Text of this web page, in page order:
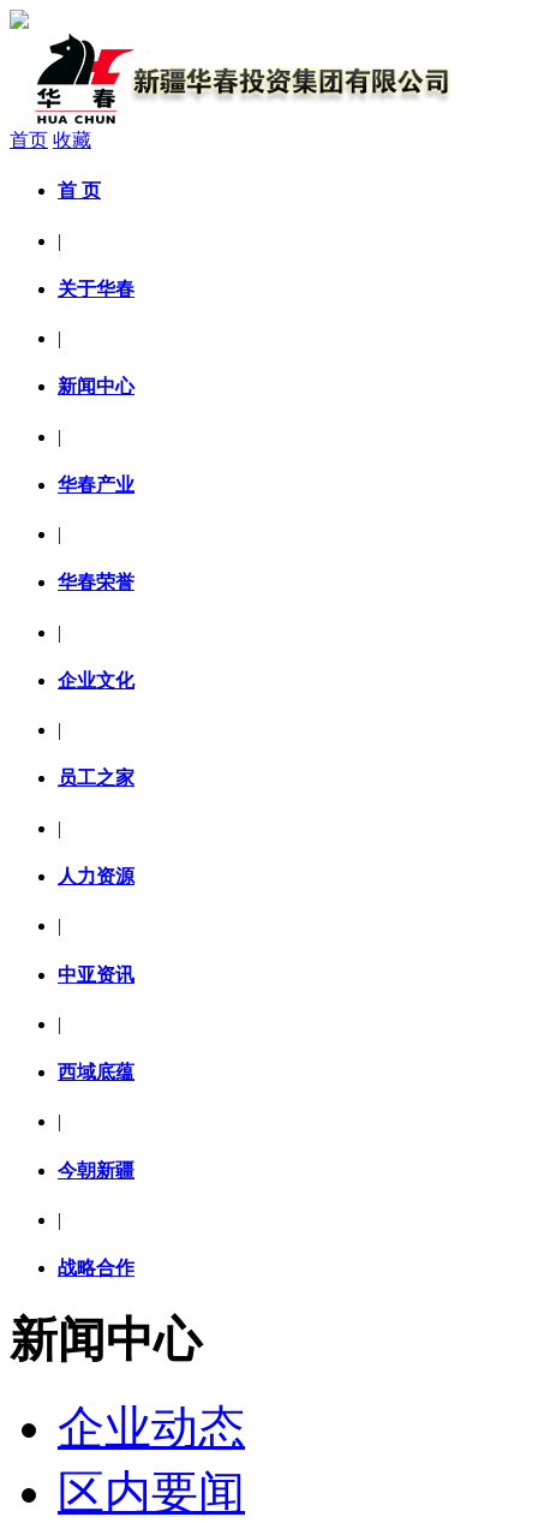
首页 收藏
首 页
|
关于华春
|
新闻中心
|
华春产业
|
华春荣誉
|
企业文化
|
员工之家
|
人力资源
|
中亚资讯
|
西域底蕴
|
今朝新疆
|
战略合作
新闻中心
企业动态
区内要闻